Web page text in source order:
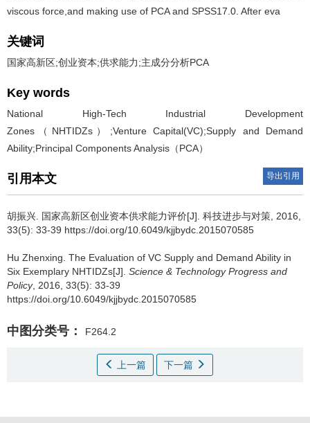
viscous force,and making use of PCA and SPSS17.0. After eva
关键词
国家高新区;创业资本;供求能力;主成分分析PCA
Key words
National High-Tech Industrial Development
Zones（NHTIDZs）;Venture Capital(VC);Supply and Demand
Ability;Principal Components Analysis（PCA）
引用本文 导出引用
胡振兴
国家高新区创业资本供求能力评价[J]. 科技进步与对策, 2016,
33(5): 33-39 https://doi.org/10.6049/kjjbydc.2015070585
Hu Zhenxing The Evaluation of VC Supply and Demand Ability in
Six Exemplary NHTIDZs[J]. Science & Technology Progress and
Policy, 2016, 33(5): 33-39
https://doi.org/10.6049/kjjbydc.2015070585
中图分类号： F264.2
上一篇 下一篇